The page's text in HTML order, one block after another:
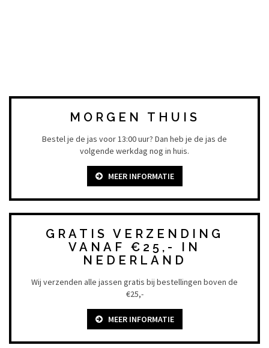
MORGEN THUIS
Bestel je de jas voor 13:00 uur? Dan heb je de jas de
volgende werkdag nog in huis.
MEER INFORMATIE
GRATIS VERZENDING
VANAF €25,- IN
NEDERLAND
Wij verzenden alle jassen gratis bij bestellingen boven de
€25,-
MEER INFORMATIE